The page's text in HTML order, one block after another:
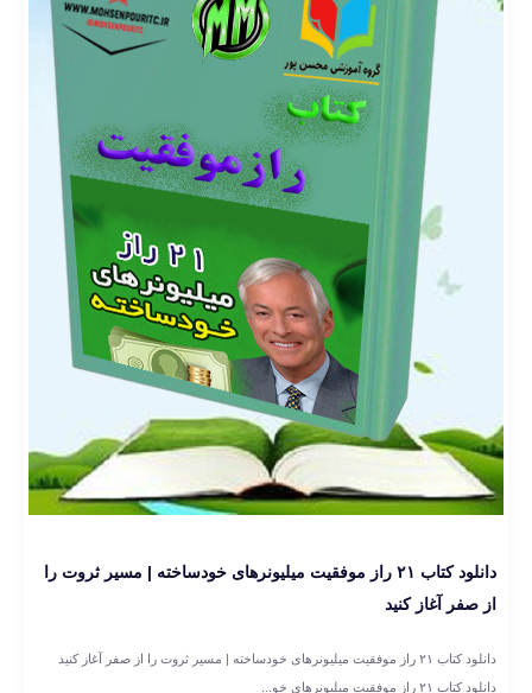
دانلود کتاب ۲۱ راز موفقیت میلیونرهای خودساخته | مسیر ثروت را
از صفر آغاز کنید
دانلود کتاب ۲۱ راز موفقیت میلیونرهای خودساخته | مسیر ثروت را از صفر آغاز کنید
دانلود کتاب ۲۱ راز موفقیت میلیونرهای خو...